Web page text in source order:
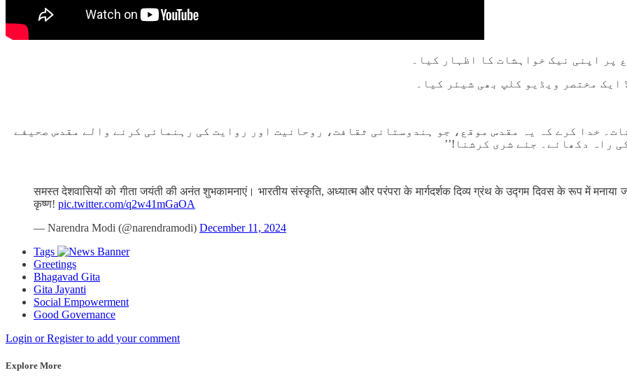
پر اپنی نیک خواہشات کا اظہار کیا۔
مختصر ویڈیو کلپ بھی شیئر کیا۔
خدا کرے کہ یہ مقدس موقع، جو ہندوستانی ثقافت، روحانیت اور روایت کی رہنمائی کرنے والے مقدس صحیفے
راہ دکھائے۔ جئے شری کرشنا!’’
समस्त देशवासियों को गीता जयंती की अनंत शुभकामनाएं। भारतीय संस्कृति, अध्यात्म और परंपरा के मार्गदर्शक दिव्य ग्रंथ के उद्गम दिवस के रूप में मनाया
कृष्ण! pic.twitter.com/q2w41mGaOA
— Narendra Modi (@narendramodi) December 11, 2024
Tags
Greetings
Bhagavad Gita
Gita Jayanti
Social Empowerment
Good Governance
Login or Register to add your comment
Explore More